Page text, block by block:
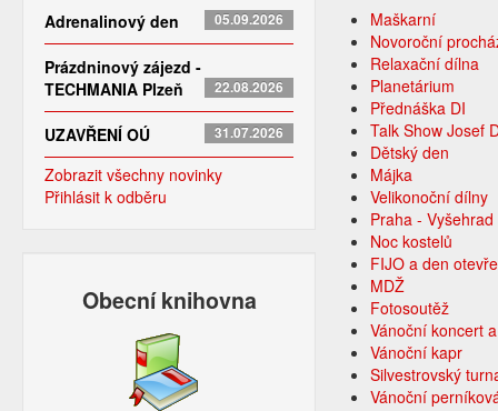
Adrenalinový den 05.09.2026
Prázdninový zájezd -
TECHMANIA Plzeň
22.08.2026
UZAVŘENÍ OÚ 31.07.2026
Zobrazit všechny novinky
Přihlásit k odběru
Obecní knihovna
Maškarní
Novoroční
Relaxační dílna
Planetárium
Přednáška DI
Talk Show Josef
Dětský den
Májka
Velikonoční dílny
Praha -
Noc kostelů
FIJO a den
MDŽ
Fotosoutěž
Vánoční koncert
Vánoční kapr
Silvestrovský
Vánoční